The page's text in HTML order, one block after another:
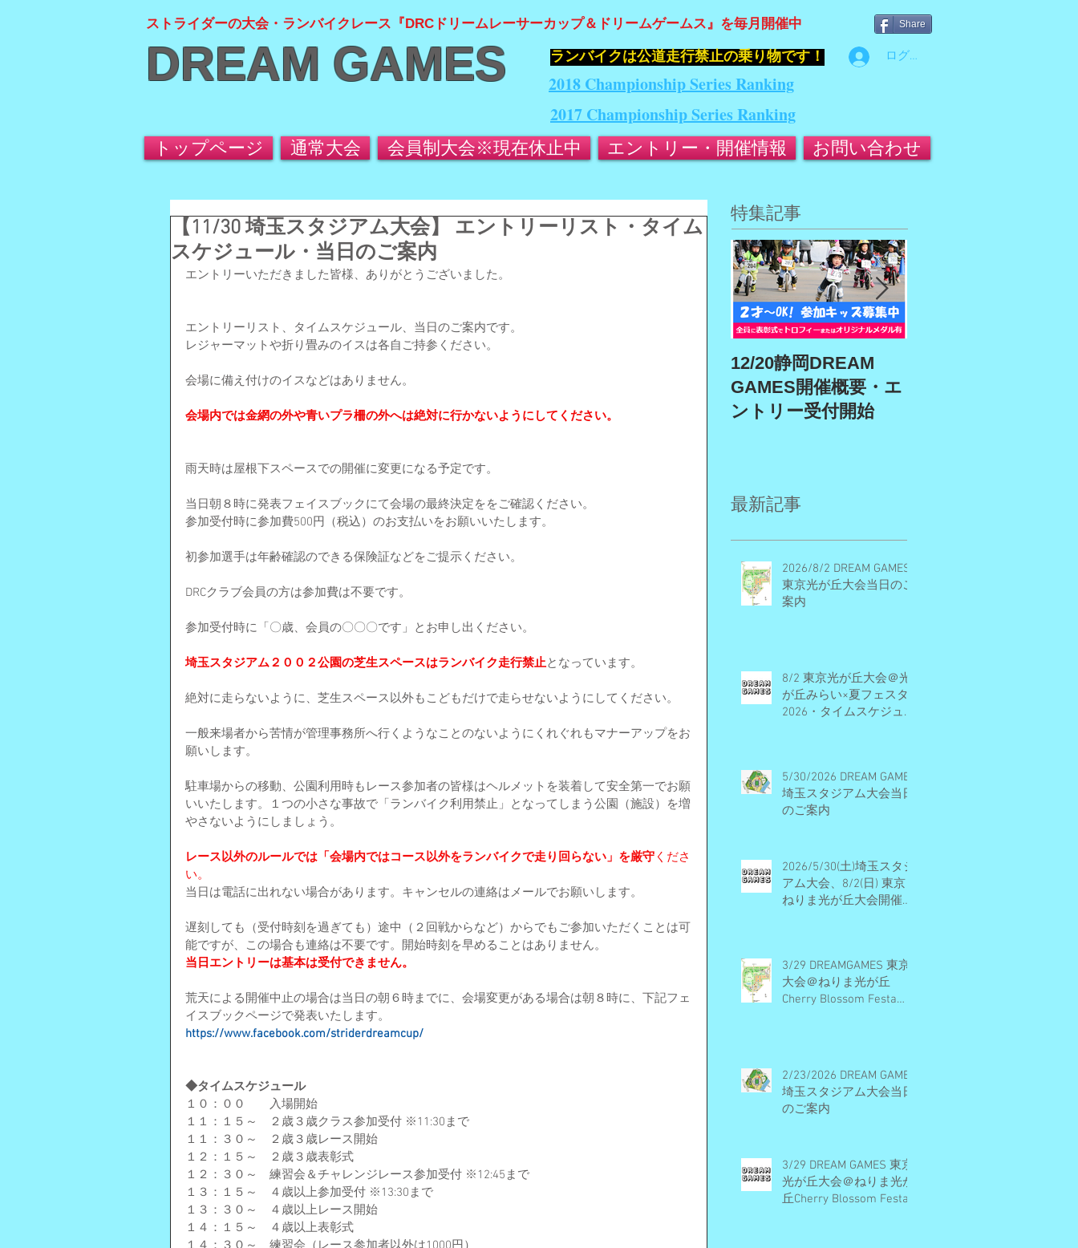
ストライダーの大会・ランバイクレース『DRCドリームレーサーカップ＆ドリームゲームス』を毎月開催中 Share
DREAM GAMES
2017 Championship Series Ranking
2018 Championship Series Ranking
​ランバイクは公道走行禁止の乗り物です！ ログイン
トップページ 通常大会 会員制大会※現在休止中 エントリー・開催情報 お問い合わせ
【11/30 埼玉スタジアム大会】 エントリーリスト・タイム
スケジュール・当日のご案内
エントリーいただきました皆様、ありがとうございました。
エントリーリスト、タイムスケジュール、当日のご案内です。
レジャーマットや折り畳みのイスは各自ご持参ください。
会場に備え付けのイスなどはありません。
会場内では金網の外や青いプラ柵の外へは絶対に行かないようにしてください。
雨天時は屋根下スペースでの開催に変更になる予定です。
当日朝８時に発表フェイスブックにて会場の最終決定ををご確認ください。
参加受付時に参加費500円（税込）のお支払いをお願いいたします。
初参加選手は年齢確認のできる保険証などをご提示ください。
DRCクラブ会員の方は参加費は不要です。
参加受付時に「〇歳、会員の〇〇〇です」とお申し出ください。
埼玉スタジアム２００２公園の芝生スペースはランバイク走行禁止となっています。
絶対に走らないように、芝生スペース以外もこどもだけで走らせないようにしてください。
一般来場者から苦情が管理事務所へ行くようなことのないようにくれぐれもマナーアップをお
願いします。
駐車場からの移動、公園利用時もレース参加者の皆様はヘルメットを装着して安全第一でお願
いいたします。１つの小さな事故で「ランバイク利用禁止」となってしまう公園（施設）を増
やさないようにしましょう。
レース以外のルールでは「会場内ではコース以外をランバイクで走り回らない」を厳守 くださ
い。
当日は電話に出れない場合があります。キャンセルの連絡はメールでお願いします。
遅刻しても（受付時刻を過ぎても）途中（２回戦からなど）からでもご参加いただくことは可
能ですが、この場合も連絡は不要です。開始時刻を早めることはありません。
当日エントリーは基本は受付できません。
荒天による開催中止の場合は当日の朝６時までに、会場変更がある場合は朝８時に、下記フェ
イスブックページで発表いたします。
https://www.facebook.com/striderdreamcup/
◆タイムスケジュール
１０：００　　入場開始
１１：１５～　２歳３歳クラス参加受付 ※11:30まで
１１：３０～　２歳３歳レース開始
１２：１５～　２歳３歳表彰式
１２：３０～　練習会＆チャレンジレース参加受付 ※12:45まで
１３：１５～　４歳以上参加受付 ※13:30まで
１３：３０～　４歳以上レース開始
１４：１５～　４歳以上表彰式
特集記事
12/20静岡DREAM
GAMES開催概要・エ
ントリー受付開始
最新記事
2026/8/2 DREAM GAMES
東京光が丘大会当日のご
案内
8/2 東京光が丘大会＠光
が丘みらい×夏フェスタ
2026・タイムスケジュー
5/30/2026 DREAM GAMES
埼玉スタジアム大会当日
のご案内
2026/5/30(土)埼玉スタジ
アム大会、8/2(日) 東京
ねりま光が丘大会開催決
3/29 DREAMGAMES 東京
大会＠ねりま光が丘
Cherry Blossom Festa
2/23/2026 DREAM GAMES
埼玉スタジアム大会当日
のご案内
3/29 DREAM GAMES 東京
光が丘大会＠ねりま光が
丘Cherry Blossom Festa